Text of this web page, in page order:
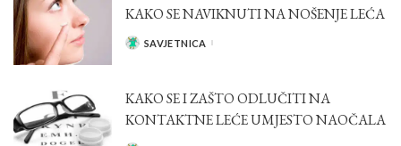
KAKO SE NAVIKNUTI NA NOŠENJE LEĆA
POSTED
SAVJETNICA
KAKO SE I ZAŠTO ODLUČITI NA
KONTAKTNE LEĆE UMJESTO NAOČALA